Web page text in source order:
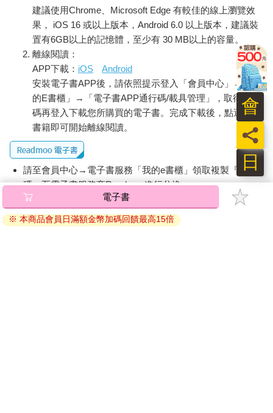
建議使用Chrome、Microsoft Edge 有較佳的線上瀏覽效
果， iOS 16 或以上版本，Android 6.0 以上版本，建議裝
置有6GB以上的記憶體，至少有 30 MB以上的容量。
離線閱讀：
APP下載： iOS
Android
安裝電子書APP後，請依照提示登入「會員中心」→「我
的E書櫃」→「電子書APP通行碼/載具管理」，取得通行
碼再登入下載您所購買的電子書。完成下載後，點選任一
書籍即可開始離線閱讀。
請至會員中心→電子書服務「我的e書櫃」領取複製『兌換
碼』至電子書服務商Readmoo進行兌換。
退換貨須知：
因版權保護，您在金石堂所購買的電子書僅能以金石堂專屬
電子書
※ 本商品會員日滿額金幣加碼回饋最高15倍
日
員
會